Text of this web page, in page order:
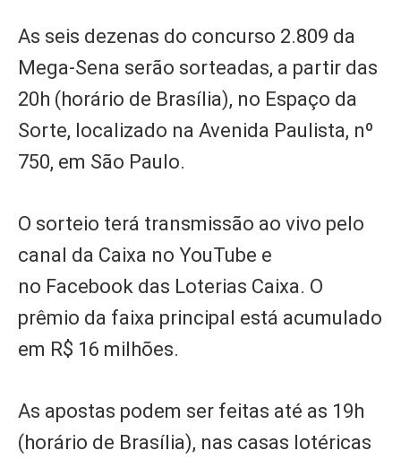
As seis dezenas do concurso 2.809 da
Mega-Sena serão sorteadas, a partir das
20h (horário de Brasília), no Espaço da
Sorte, localizado na Avenida Paulista, nº
750, em São Paulo.
O sorteio terá transmissão ao vivo pelo
canal da Caixa no YouTube e
no Facebook das Loterias Caixa. O
prêmio da faixa principal está acumulado
em R$ 16 milhões.
As apostas podem ser feitas até as 19h
(horário de Brasília), nas casas lotéricas